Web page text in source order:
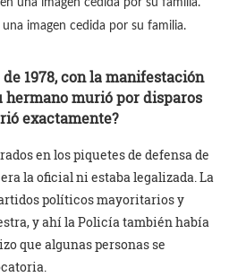
imagen cedida por su familia.
1978, con la manifestación
hermano murió por disparos
exactamente?
en los piquetes de defensa de
la oficial ni estaba legalizada. La
políticos mayoritarios y
y ahí la Policía también había
que algunas personas se